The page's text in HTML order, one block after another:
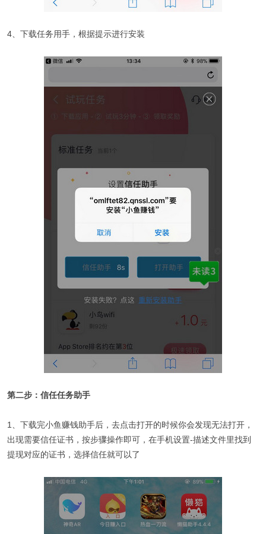
4、下载任务用手，根据提示进行安装
第二步：信任任务助手
1、下载完小鱼赚钱助手后，去点击打开的时候你会发现无法打开，
出现需要信任证书，按步骤操作即可，在手机设置-描述文件里找到
提现对应的证书，选择信任就可以了